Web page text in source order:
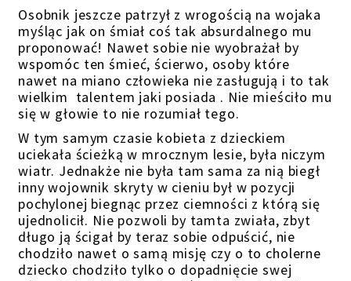
Osobnik jeszcze patrzył z wrogością na wojaka
myśląc jak on śmiał coś tak absurdalnego mu
proponować! Nawet sobie nie wyobrażał by
wspomóc ten śmieć, ścierwo, osoby które
nawet na miano człowieka nie zasługują i to tak
wielkim talentem jaki posiada . Nie mieściło mu
się w głowie to nie rozumiał tego.
W tym samym czasie kobieta z dzieckiem
uciekała ścieżką w mrocznym lesie, była niczym
wiatr. Jednakże nie była tam sama za nią biegł
inny wojownik skryty w cieniu był w pozycji
pochylonej biegnąc przez ciemności z którą się
ujednolicił. Nie pozwoli by tamta zwiała, zbyt
długo ją ścigał by teraz sobie odpuścić, nie
chodziło nawet o samą misję czy o to cholerne
dziecko chodziło tylko o dopadnięcie swej